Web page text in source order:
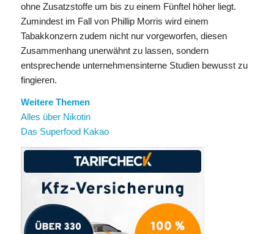
ohne Zusatzstoffe um bis zu einem Fünftel höher liegt.
Zumindest im Fall von Phillip Morris wird einem
Tabakkonzern zudem nicht nur vorgeworfen, diesen
Zusammenhang unerwähnt zu lassen, sondern
entsprechende unternehmensinterne Studien bewusst zu
fingieren.
Weitere Themen
Alles über Nikotin
Das Superfood Kakao